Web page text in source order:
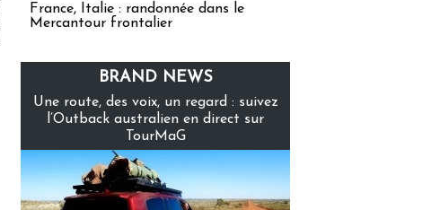
France, Italie : randonnée dans le
Mercantour frontalier
BRAND NEWS
Une route, des voix, un regard : suivez
l’Outback australien en direct sur
TourMaG